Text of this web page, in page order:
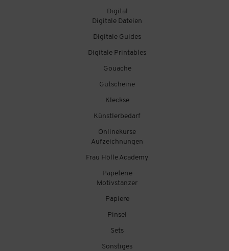
Digital
Digitale Dateien
Digitale Guides
Digitale Printables
Gouache
Gutscheine
Kleckse
Künstlerbedarf
Onlinekurse
Aufzeichnungen
Frau Hölle Academy
Papeterie
Motivstanzer
Papiere
Pinsel
Sets
Sonstiges